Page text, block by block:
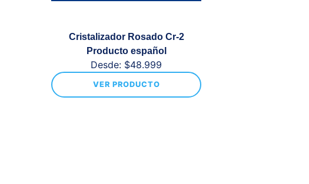
Cristalizador Rosado Cr-2
Producto español
Desde: $48.999
VER PRODUCTO